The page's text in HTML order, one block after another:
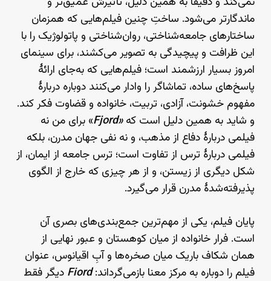
ماندگارتر می‌شود. ساختِ چنین فیلم‌هایی که همزمان
ساختارهای جامعه‌شناختی، روان‌شناختی و پاتولوژیک را با
این ظرافت و پیچیدگی به تصویر می‌کشند، برای سینمای
امروز بسیار ارزشمند است؛ فیلم‌هایی که به‌جای ارائهٔ
پاسخ‌های ساده، تماشاگر را وادار می‌کنند دوباره دربارهٔ
مفهوم خشونت، آزادی، تربیت، خانواده و قضاوت فکر کند.
و شاید به همین دلیل است که«Fjord
» برای من نه
فیلمی دربارهٔ دفاع از مذهب، و نه نفی جهان مدرن، بلکه
فیلمی دربارهٔ ترس از تفاوت است؛ ترس جامعه از ایمان، از
شکل دیگری از زیستن، و از هر چیزی که خارج از الگوی
پذیرفته‌شدهٔ مدرن قرار می‌گیرد.
پایان فیلم، یکی از مهم‌ترین جمع‌بندی‌های بصری آن
است. فرار خانواده از میان کوهستان و عبور نهایی از
همان شکاف باریک میان صخره‌ها و آبِ اقیانوس، عنوان
فیلم را دوباره به مرکز معنا بازمی‌گرداند:Fiord دیگر فقط